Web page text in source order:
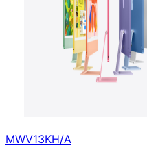
MWV13KH/A